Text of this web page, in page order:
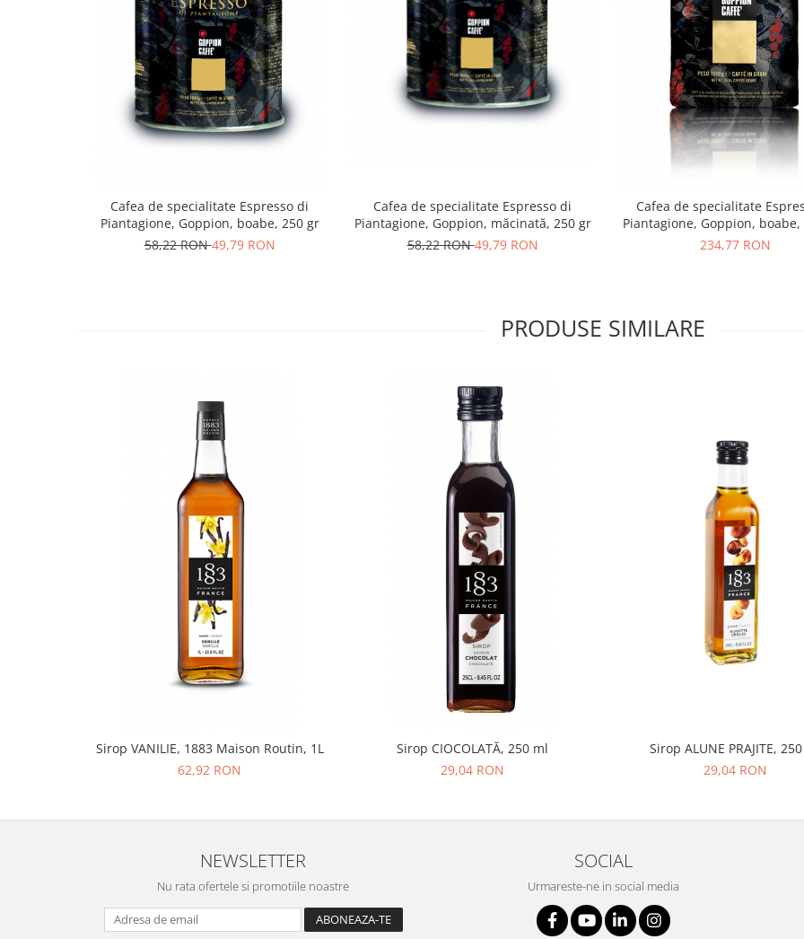
Cafea de specialitate Espresso di
Piantagione, Goppion, boabe, 250 gr
58,22 RON49,79 RON
Cafea de specialitate Espresso di
Piantagione, Goppion, măcinată, 250 gr
58,22 RON49,79 RON
Cafea de specialitate
Piantagione, Goppion, boabe,
234,77 RON
PRODUSE SIMILARE
Sirop VANILIE, 1883 Maison Routin, 1L
62,92 RON
Sirop CIOCOLATĂ, 250 ml
29,04 RON
Sirop ALUNE PRAJITE,
29,04 RON
NEWSLETTER
Nu rata ofertele si promotiile noastre
SOCIAL
Urmareste-ne in social media